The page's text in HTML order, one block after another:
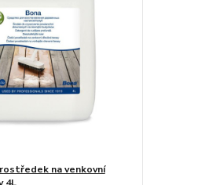
na venkovní
4L